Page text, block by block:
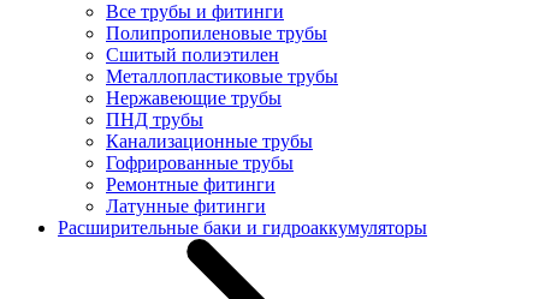
Все трубы и фитинги
Полипропиленовые трубы
Сшитый полиэтилен
Металлопластиковые трубы
Нержавеющие трубы
ПНД трубы
Канализационные трубы
Гофрированные трубы
Ремонтные фитинги
Латунные фитинги
Расширительные баки и гидроаккумуляторы